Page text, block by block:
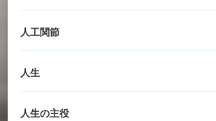
人工関節
人生
人生の主役